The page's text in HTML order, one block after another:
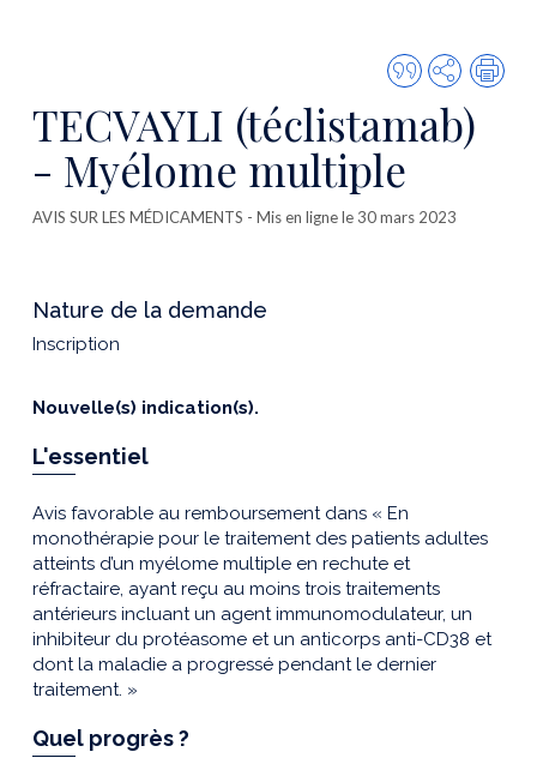
Citer
cette
publication
Partager
TECVAYLI (téclistamab)
- Myélome multiple
AVIS SUR LES MÉDICAMENTS - Mis en ligne le 30 mars 2023
Nature de la demande
Inscription
Nouvelle(s) indication(s).
L'essentiel
Avis favorable au remboursement dans « En
monothérapie pour le traitement des patients adultes
atteints d’un myélome multiple en rechute et
réfractaire, ayant reçu au moins trois traitements
antérieurs incluant un agent immunomodulateur, un
inhibiteur du protéasome et un anticorps anti-CD38 et
dont la maladie a progressé pendant le dernier
traitement. »
Quel progrès ?